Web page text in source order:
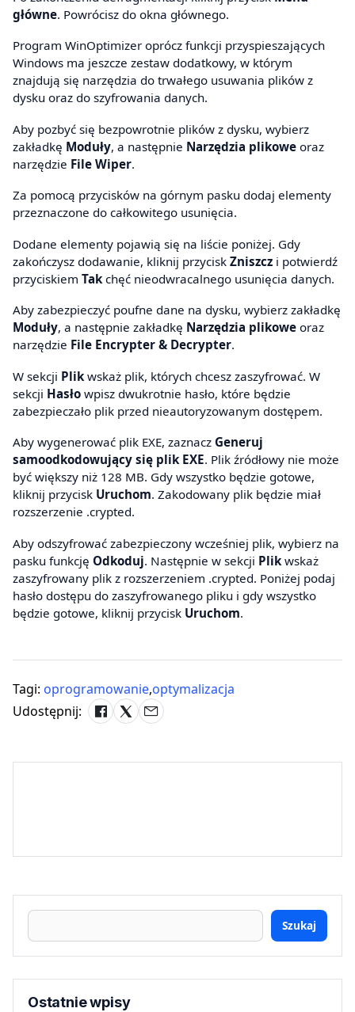
główne. Powrócisz do okna głównego.
Program WinOptimizer oprócz funkcji przyspieszających
Windows ma jeszcze zestaw dodatkowy, w którym
znajdują się narzędzia do trwałego usuwania plików z
dysku oraz do szyfrowania danych.
Aby pozbyć się bezpowrotnie plików z dysku, wybierz
zakładkę Moduły, a następnie Narzędzia plikowe oraz
narzędzie File Wiper.
Za pomocą przycisków na górnym pasku dodaj elementy
przeznaczone do całkowitego usunięcia.
Dodane elementy pojawią się na liście poniżej. Gdy
zakończysz dodawanie, kliknij przycisk Zniszcz i potwierdź
przyciskiem Tak chęć nieodwracalnego usunięcia danych.
Aby zabezpieczyć poufne dane na dysku, wybierz zakładkę
Moduły, a następnie zakładkę Narzędzia plikowe oraz
narzędzie File Encrypter & Decrypter.
W sekcji Plik wskaż plik, których chcesz zaszyfrować. W
sekcji Hasło wpisz dwukrotnie hasło, które będzie
zabezpieczało plik przed nieautoryzowanym dostępem.
Aby wygenerować plik EXE, zaznacz Generuj
samoodkodowujący się plik EXE. Plik źródłowy nie może
być większy niż 128 MB. Gdy wszystko będzie gotowe,
kliknij przycisk Uruchom. Zakodowany plik będzie miał
rozszerzenie .crypted.
Aby odszyfrować zabezpieczony wcześniej plik, wybierz na
pasku funkcję Odkoduj. Następnie w sekcji Plik wskaż
zaszyfrowany plik z rozszerzeniem .crypted. Poniżej podaj
hasło dostępu do zaszyfrowanego pliku i gdy wszystko
będzie gotowe, kliknij przycisk Uruchom.
Tagi: oprogramowanie,optymalizacja
Udostępnij:
Szukaj
Ostatnie wpisy